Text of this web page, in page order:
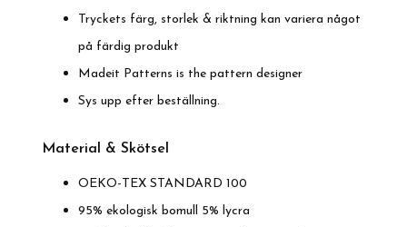
Tryckets färg, storlek & riktning kan variera något
på färdig produkt
Madeit Patterns is the pattern designer
Sys upp efter beställning.
Material & Skötsel
OEKO-TEX STANDARD 100
95% ekologisk bomull 5% lycra